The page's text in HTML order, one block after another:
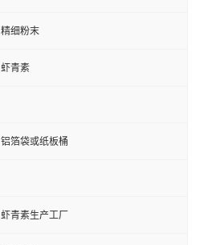
精细粉末
虾青素
铝箔袋或纸板桶
虾青素生产工厂